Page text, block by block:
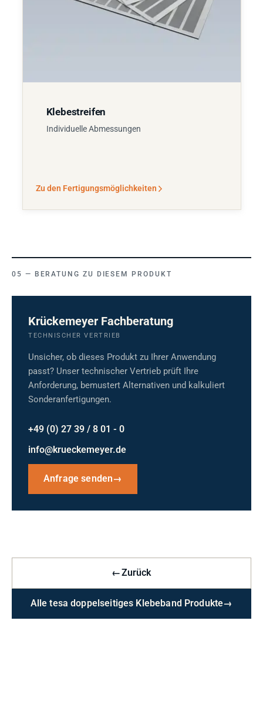
Klebestreifen
Individuelle Abmessungen
Zu den Fertigungsmöglichkeiten
BERATUNG ZU DIESEM PRODUKT
Krückemeyer Fachberatung
TECHNISCHER VERTRIEB
Unsicher, ob dieses Produkt zu Ihrer Anwendung
passt? Unser technischer Vertrieb prüft Ihre
Anforderung, bemustert Alternativen und kalkuliert
Sonderanfertigungen.
+49 (0) 27 39 / 8 01 - 0
info@krueckemeyer.de
Anfrage senden→
←Zurück
Alle tesa doppelseitiges Klebeband Produkte→